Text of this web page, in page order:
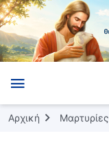
Αρχική Μαρτυρίες